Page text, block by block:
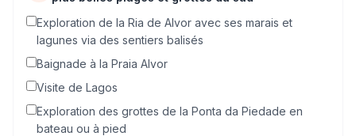
Exploration de la Ria de Alvor avec ses marais et
lagunes via des sentiers balisés
Baignade à la Praia Alvor
Visite de Lagos
Exploration des grottes de la Ponta da Piedade en
bateau ou à pied